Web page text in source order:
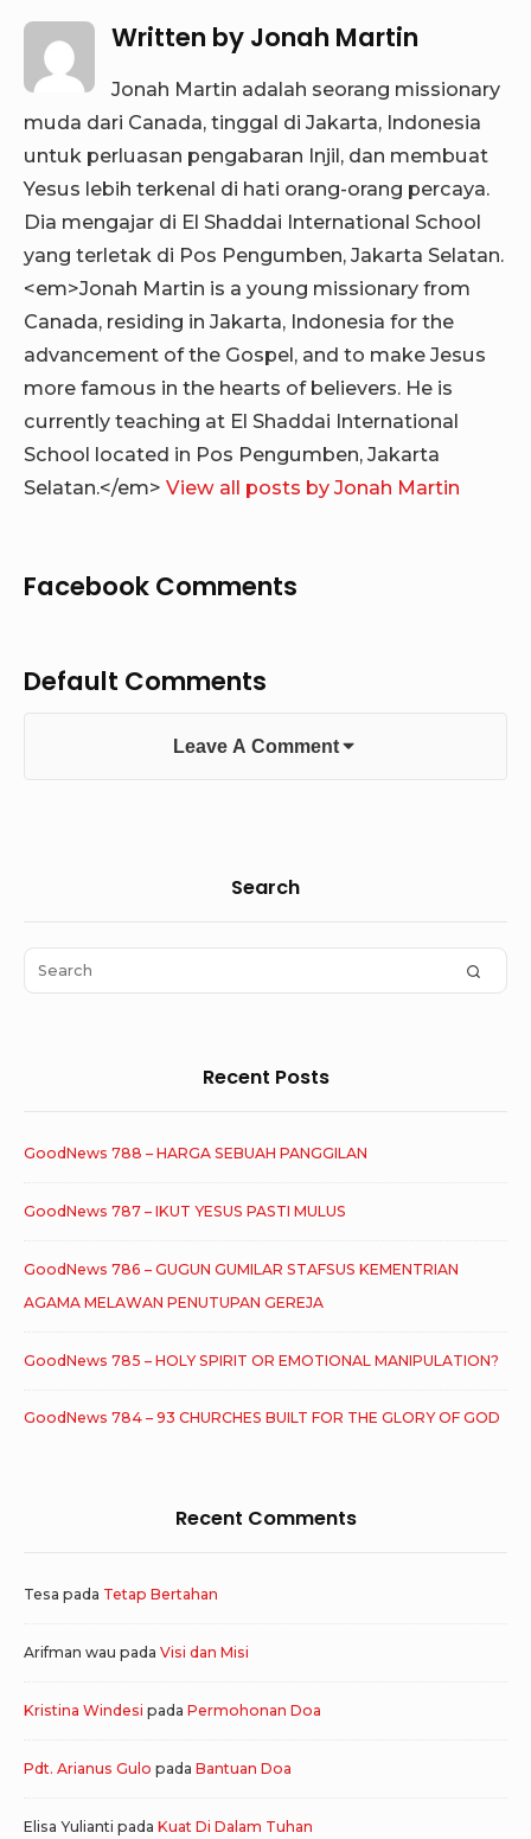
Written by Jonah Martin
Jonah Martin adalah seorang missionary
muda dari Canada, tinggal di Jakarta, Indonesia
untuk perluasan pengabaran Injil, dan membuat
Yesus lebih terkenal di hati orang-orang percaya.
Dia mengajar di El Shaddai International School
yang terletak di Pos Pengumben, Jakarta Selatan.
<em>Jonah Martin is a young missionary from
Canada, residing in Jakarta, Indonesia for the
advancement of the Gospel, and to make Jesus
more famous in the hearts of believers. He is
currently teaching at El Shaddai International
School located in Pos Pengumben, Jakarta
Selatan.</em> View all posts by Jonah Martin
Facebook Comments
Default Comments
Leave A Comment
Area
Search
Search
for:
Recent Posts
GoodNews 788 – HARGA SEBUAH PANGGILAN
GoodNews 787 – IKUT YESUS PASTI MULUS
GoodNews 786 – GUGUN GUMILAR STAFSUS KEMENTRIAN
AGAMA MELAWAN PENUTUPAN GEREJA
GoodNews 785 – HOLY SPIRIT OR EMOTIONAL MANIPULATION?
GoodNews 784 – 93 CHURCHES BUILT FOR THE GLORY OF GOD
Recent Comments
Tesa pada Tetap Bertahan
Arifman wau pada Visi dan Misi
Kristina Windesi pada Permohonan Doa
Pdt. Arianus Gulo pada Bantuan Doa
Elisa Yulianti pada Kuat Di Dalam Tuhan